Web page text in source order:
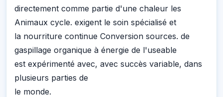
directement comme partie d'une chaleur les
Animaux cycle. exigent le soin spécialisé et
la nourriture continue Conversion sources. de
gaspillage organique à énergie de l'useable
est expérimenté avec, avec succès variable, dans
plusieurs parties de
le monde.